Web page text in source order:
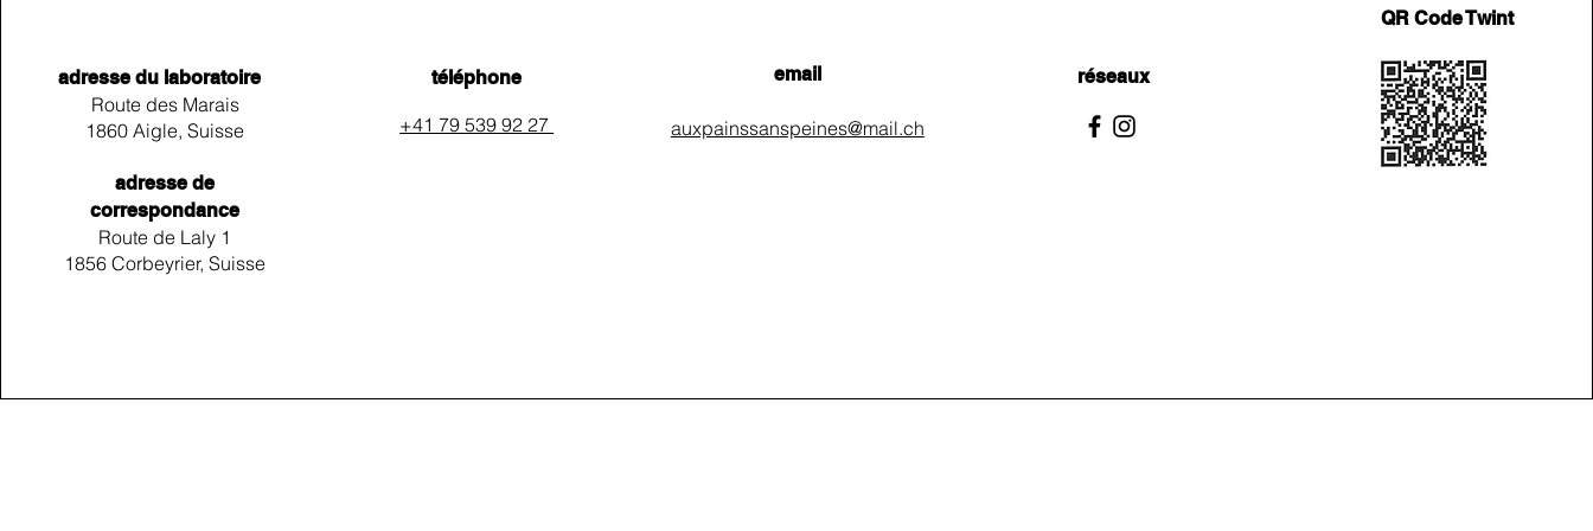
adresse du laboratoire
Route des Marais
1860 Aigle, Suisse
adresse de
correspondance
Route de Laly 1
1856 Corbeyrier, Suisse
téléphone
+41 79 539 92 27
email
auxpainssanspeines@mail.ch
réseaux
QR Code Twint